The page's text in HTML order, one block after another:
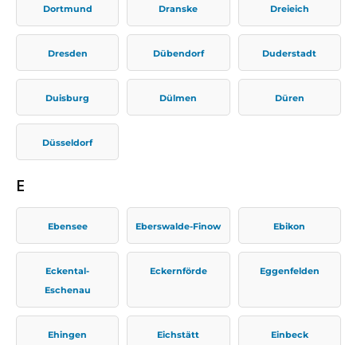
Dortmund Dranske Dreieich
Dresden Dübendorf Duderstadt
Duisburg Dülmen Düren
Düsseldorf
E
Ebensee Eberswalde-Finow Ebikon
Eckental-
Eschenau
Eckernförde Eggenfelden
Ehingen Eichstätt Einbeck